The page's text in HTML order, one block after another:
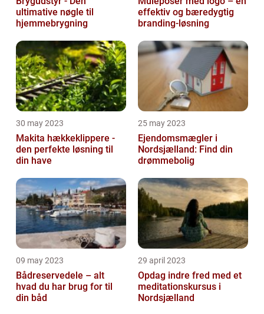
ultimative nøgle til
hjemmebrygning
effektiv og bæredygtig
branding-løsning
30 may 2023
Makita hækkeklippere -
den perfekte løsning til
din have
25 may 2023
Ejendomsmægler i
Nordsjælland: Find din
drømmebolig
09 may 2023
Bådreservedele – alt
hvad du har brug for til
din båd
29 april 2023
Opdag indre fred med et
meditationskursus i
Nordsjælland